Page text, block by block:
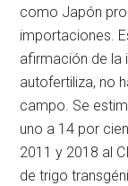
como Japón
importaciones.
afirmación de la
autofertiliza, no
campo. Se
uno a 14 por
2011 y 2018 al
de trigo